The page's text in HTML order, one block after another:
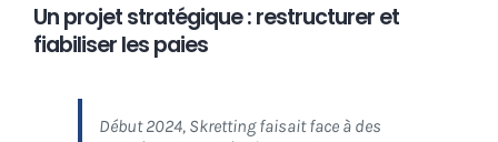
Un projet stratégique : restructurer et
fiabiliser les paies
Début 2024, Skretting faisait face à des